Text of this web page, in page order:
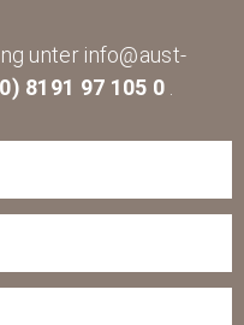
unter info@aust-
8191 97 105 0